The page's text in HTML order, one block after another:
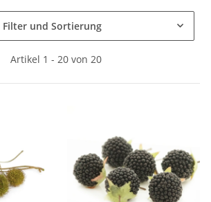
Filter und Sortierung
Artikel 1 - 20 von 20